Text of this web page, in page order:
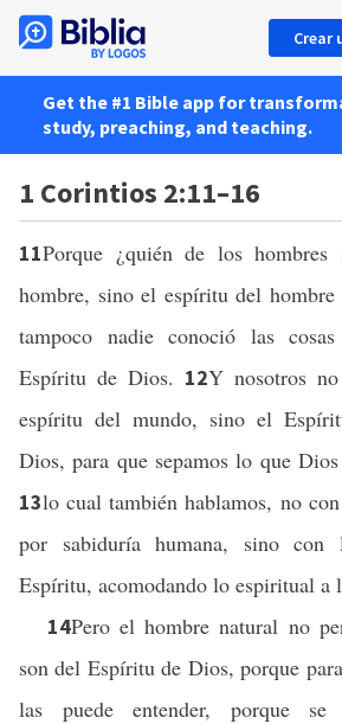
Crear
Get the #1 Bible app for
study, preaching, and teaching.
1 Corintios 2:11–16
11Porque ¿quién de los hombres
hombre, sino el espíritu del
tampoco nadie conoció las
Espíritu de Dios. 12Y nosotros
espíritu del mundo, sino el
Dios, para que sepamos lo que
13lo cual también hablamos, no con
por sabiduría humana, sino con
Espíritu, acomodando lo espiritual a
14Pero el hombre natural no
son del Espíritu de Dios, porque
las puede entender, porque